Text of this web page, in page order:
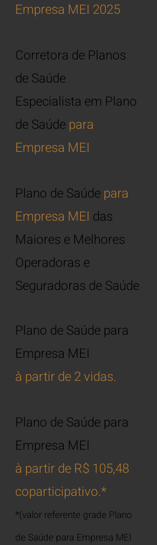
Empresa MEI 2025
Corretora de Planos
de Saúde
Especialista em Plano
de Saúde para
Empresa MEI
Plano de Saúde para
Empresa MEI das
Maiores e Melhores
Operadoras e
Seguradoras de Saúde
Plano de Saúde para
Empresa MEI
à partir de 2 vidas.
Plano de Saúde para
Empresa MEI
à partir de R$ 105,48
coparticipativo.*
*(valor referente grade Plano
de Saúde para Empresa MEI